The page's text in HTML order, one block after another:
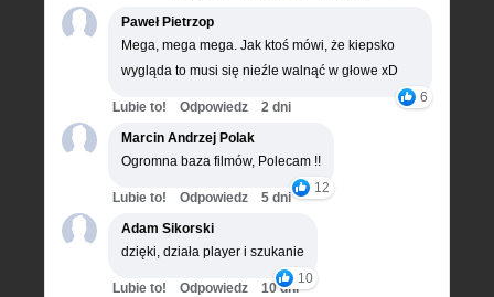
Paweł Pietrzop
Mega, mega mega. Jak ktoś mówi, że kiepsko
wygląda to musi się nieźle walnąć w głowe xD
6
Lubie to! Odpowiedz
2 dni
Marcin Andrzej Polak
Ogromna baza filmów, Polecam !!
12
Lubie to! Odpowiedz
5 dni
Adam Sikorski
dzięki, działa player i szukanie
10
Lubie to! Odpowiedz 10 dni